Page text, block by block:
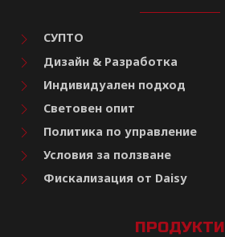
СУПТО
Дизайн & Разработка
Индивидуален подход
Световен опит
Политика по управление
Условия за ползване
Фискализация от Daisy
ПРОДУКТИ